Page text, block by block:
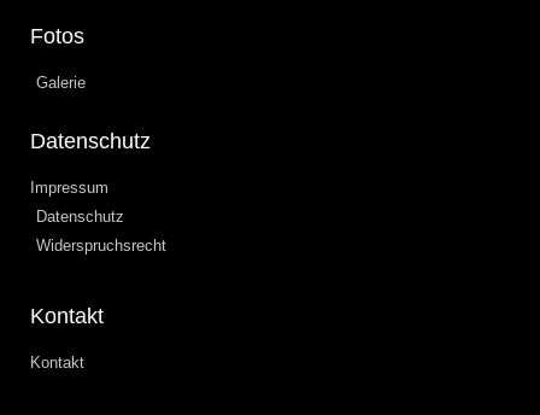
Fotos
Galerie
Datenschutz
Impressum
Datenschutz
Widerspruchsrecht
Kontakt
Kontakt